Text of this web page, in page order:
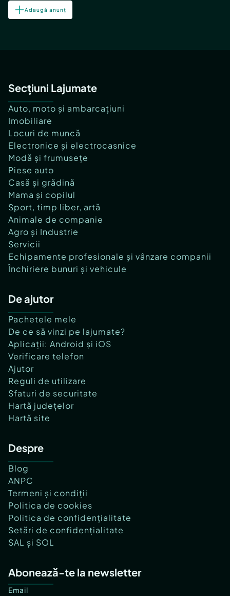
Adaugă anunț
Secțiuni Lajumate
Auto, moto și ambarcațiuni
Imobiliare
Locuri de muncă
Electronice și electrocasnice
Modă și frumusețe
Piese auto
Casă și grădină
Mama și copilul
Sport, timp liber, artă
Animale de companie
Agro și Industrie
Servicii
Echipamente profesionale și vânzare companii
Închiriere bunuri și vehicule
De ajutor
Pachetele mele
De ce să vinzi pe lajumate?
Aplicații: Android și iOS
Verificare telefon
Ajutor
Reguli de utilizare
Sfaturi de securitate
Hartă județelor
Hartă site
Despre
Blog
ANPC
Termeni și condiții
Politica de cookies
Politica de confidențialitate
Setări de confidențialitate
SAL și SOL
Abonează-te la newsletter
Email